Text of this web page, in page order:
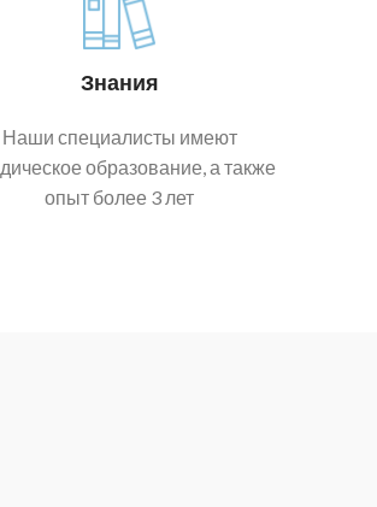
Знания
Наши специалисты имеют
образование, а также
опыт более 3 лет